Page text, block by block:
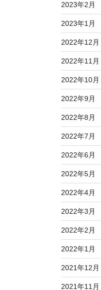
2023年2月
2023年1月
2022年12月
2022年11月
2022年10月
2022年9月
2022年8月
2022年7月
2022年6月
2022年5月
2022年4月
2022年3月
2022年2月
2022年1月
2021年12月
2021年11月